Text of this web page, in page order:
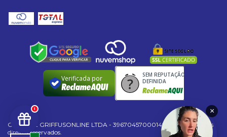
1
Verificada por
SEM REPUTAÇÃO
DEFINIDA
Copyright GRIFFUSONLINE LTDA - 39670457000149 - 2026. Todos os
direitos reservados.
×